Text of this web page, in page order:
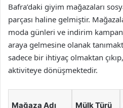
Bafra’daki giyim mağazaları
parçası haline gelmiştir.
moda günleri ve indirim
araya gelmesine olanak
sadece bir ihtiyaç olmaktan
aktiviteye dönüşmektedir.
Mağaza Adı Mülk Türü